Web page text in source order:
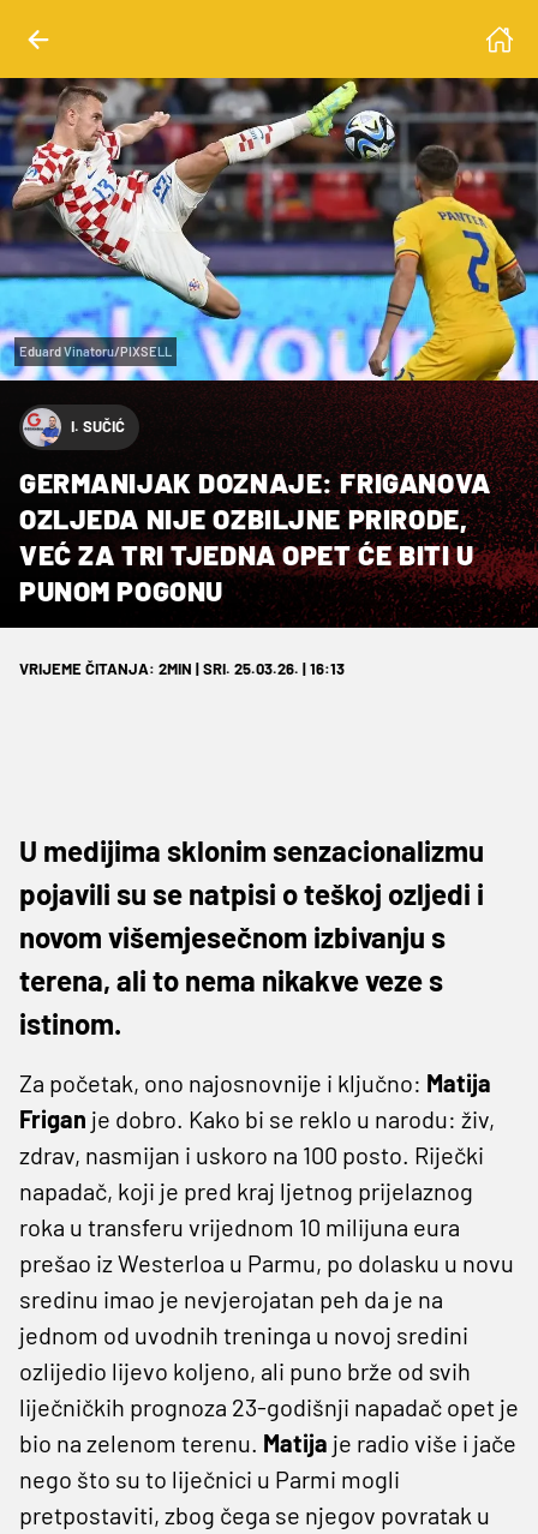
Eduard Vinatoru/PIXSELL
I. SUČIĆ
GERMANIJAK DOZNAJE: FRIGANOVA
OZLJEDA NIJE OZBILJNE PRIRODE,
VEĆ ZA TRI TJEDNA OPET ĆE BITI U
PUNOM POGONU
VRIJEME ČITANJA: 2MIN | SRI. 25.03.26. | 16:13
U medijima sklonim senzacionalizmu
pojavili su se natpisi o teškoj ozljedi i
novom višemjesečnom izbivanju s
terena, ali to nema nikakve veze s
istinom.
Za početak, ono najosnovnije i ključno: Matija
Frigan je dobro. Kako bi se reklo u narodu: živ,
zdrav, nasmijan i uskoro na 100 posto. Riječki
napadač, koji je pred kraj ljetnog prijelaznog
roka u transferu vrijednom 10 milijuna eura
prešao iz Westerloa u Parmu, po dolasku u novu
sredinu imao je nevjerojatan peh da je na
jednom od uvodnih treninga u novoj sredini
ozlijedio lijevo koljeno, ali puno brže od svih
liječničkih prognoza 23-godišnji napadač opet je
bio na zelenom terenu. Matija je radio više i jače
nego što su to liječnici u Parmi mogli
pretpostaviti, zbog čega se njegov povratak u